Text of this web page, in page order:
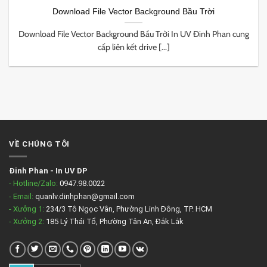
Download File Vector Background Bầu Trời
Download File Vector Background Bầu Trời In UV Đinh Phan cung
cấp liên kết drive [...]
VỀ CHÚNG TÔI
Đinh Phan - In UV DP
- Hotline/Zalo: 0947.98.0022
- Email: quanlv.dinhphan@gmail.com
- Xưởng 1: 234/3 Tô Ngọc Vân, Phường Linh Đông, TP. HCM
- Xưởng 2: 185 Lý Thái Tổ, Phường Tân An, Đắk Lắk